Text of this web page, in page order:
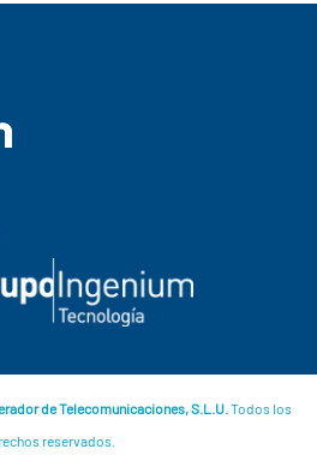
de Telecomunicaciones, S.L.U. Todos los
reservados.